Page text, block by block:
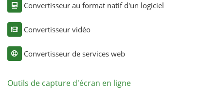
Convertisseur au format natif d'un logiciel
Convertisseur vidéo
Convertisseur de services web
Outils de capture d'écran en ligne